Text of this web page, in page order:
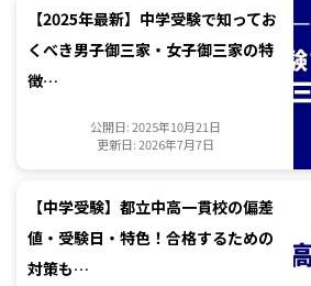
【2025年最新】中学受験で知ってお
くべき男子御三家・女子御三家の特
徴…
公開日: 2025年10月21日
更新日: 2026年7月7日
【中学受験】都立中高一貫校の偏差
値・受験日・特色！合格するための
対策も…